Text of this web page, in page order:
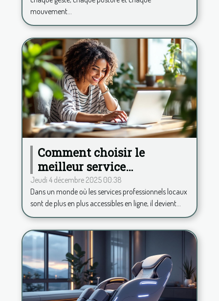
mouvement...
Comment choisir le
meilleur service
professionnel local en
ligne ?
Jeudi 4 décembre 2025 00:38
Dans un monde où les services professionnels locaux
sont de plus en plus accessibles en ligne, il devient...